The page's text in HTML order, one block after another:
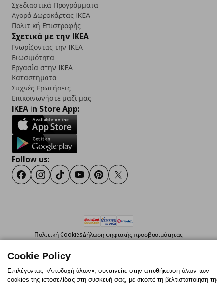
Σχεδιαστικά Προγράμματα
Αγορά Δωρoκάρτας IKEA
Πολιτική Επιστροφής
Σχετικά με την IKEA
Γνωρίζοντας την IKEA
Βιωσιμότητα
Εργασία στην IKEA
Καταστήματα
Συχνές Ερωτήσεις
Επικοινωνήστε μαζί μας
IKEA in Store App:
Follow us:
FacebookInstagram
TikTokYoutubePinterestTwitter
Πολιτική CookiesΔήλωση ψηφιακής προσβασιμότητας
Γενική Πολιτική Προσωπικών Δεδομένων
Κώδικας Καταναλωτικής Δεοντολογίας
Cookie Policy
Επιλέγοντας «Αποδοχή όλων», συναινείτε στην αποθήκευση όλων των
cookies της ιστοσελίδας στη συσκευή σας, με σκοπό τη βελτιστοποίηση